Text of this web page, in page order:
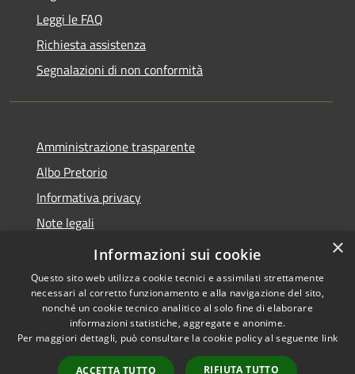
Leggi le FAQ
Richiesta assistenza
Segnalazioni di non conformità
Amministrazione trasparente
Albo Pretorio
Informativa privacy
Note legali
Dichiarazione di accessibilità
Accessibilità
Copyright © 2026 • Città di
Vimercate • Powered by
Municipium• Accesso
×
Informazioni sui cookie
Questo sito web utilizza cookie tecnici e assimilati strettamente
necessari al corretto funzionamento e alla navigazione del sito,
nonché un cookie tecnico analitico al solo fine di elaborare
informazioni statistiche, aggregate e anonime.
Per maggiori dettagli, può consultare la cookie policy al seguente link
ACCETTA TUTTO RIFIUTA TUTTO